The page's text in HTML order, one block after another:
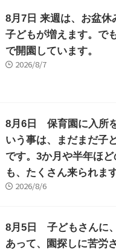
8月7日 来週は、お盆休
子どもが増えます。で
で開園しています。
2026/8/7
8月6日 保育園に入所
いう事は、まだまだ子
です。3か月や半年ほ
も、たくさん来られます
2026/8/6
8月5日 子どもさんに
あって、園探しに苦労